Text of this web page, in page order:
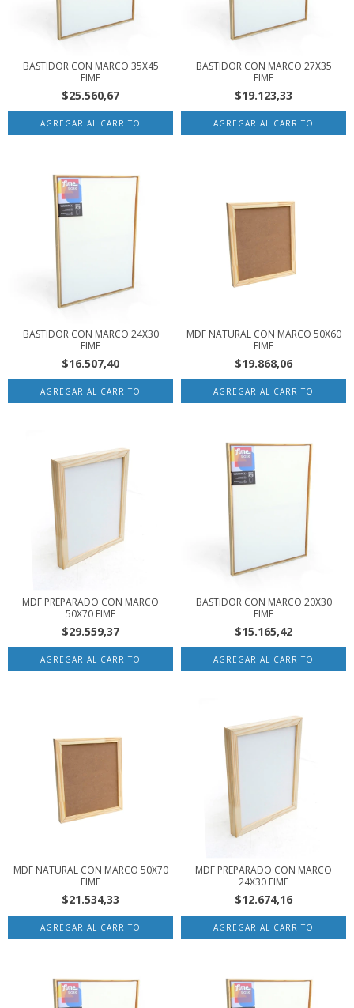
BASTIDOR CON MARCO 35X45
FIME
$25.560,67
BASTIDOR CON MARCO 27X35
FIME
$19.123,33
BASTIDOR CON MARCO 24X30
FIME
$16.507,40
MDF NATURAL CON MARCO 50X60
FIME
$19.868,06
MDF PREPARADO CON MARCO
50X70 FIME
$29.559,37
BASTIDOR CON MARCO 20X30
FIME
$15.165,42
MDF NATURAL CON MARCO 50X70
FIME
$21.534,33
MDF PREPARADO CON MARCO
24X30 FIME
$12.674,16